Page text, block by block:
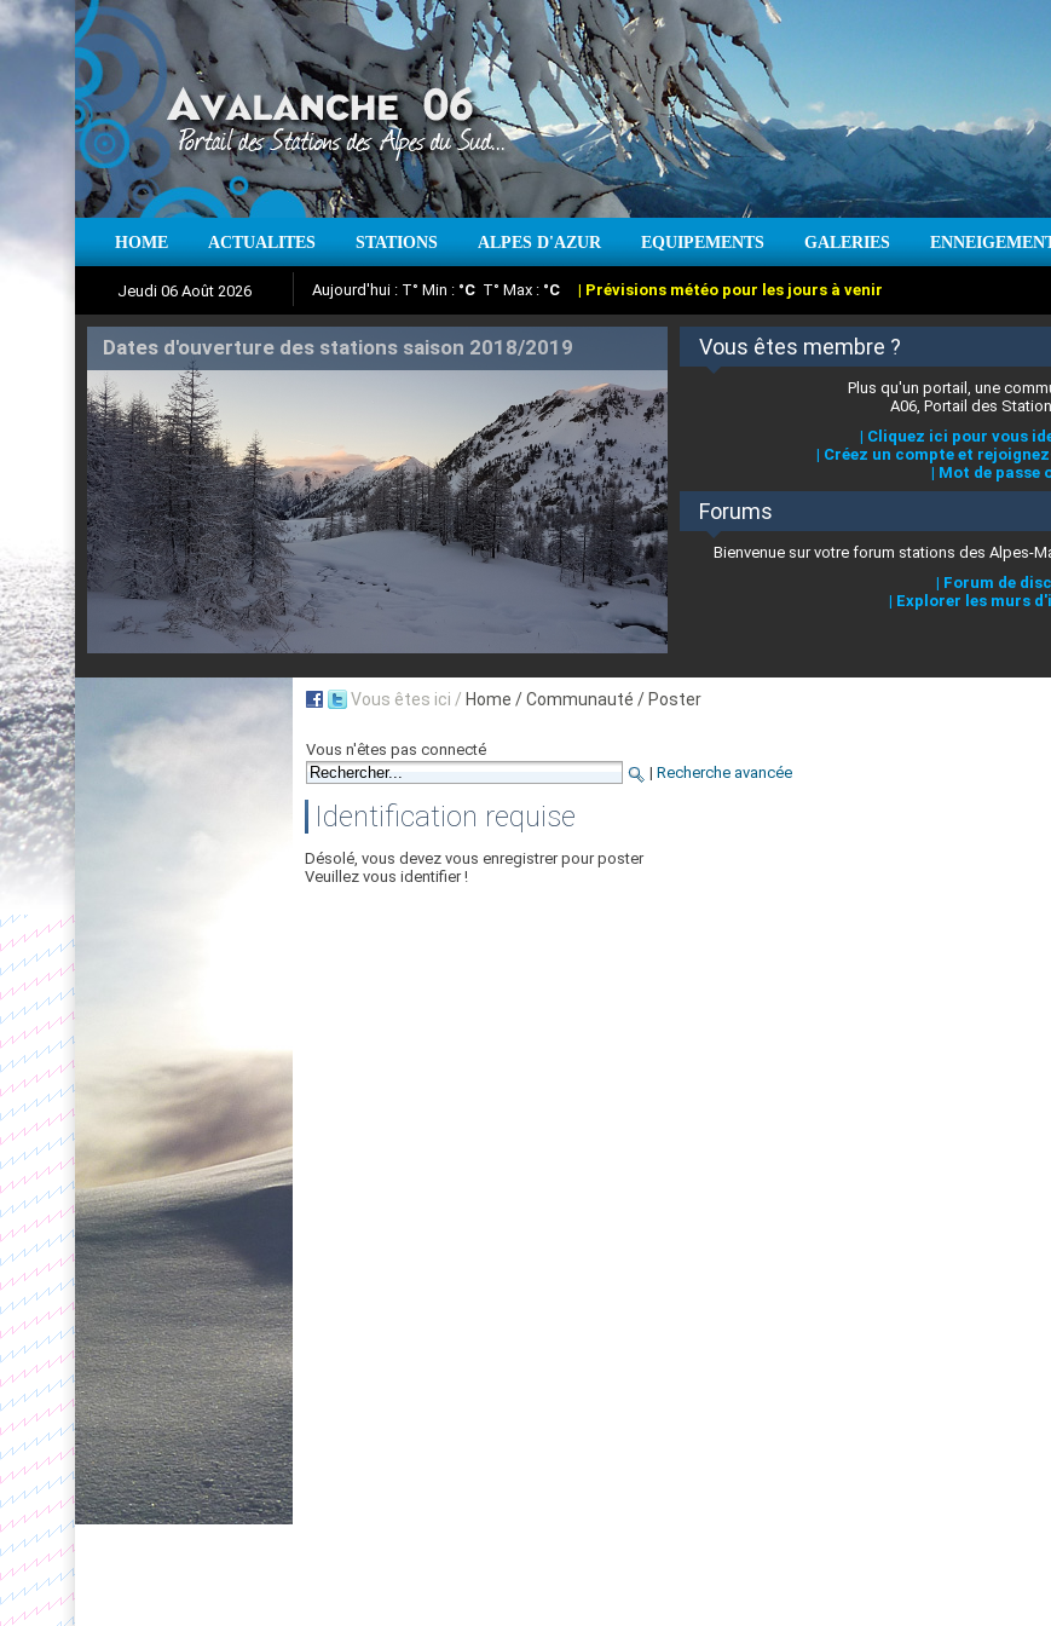
HOME ACTUALITES STATIONS ALPES D'AZUR EQUIPEMENTS GALERIES
Jeudi 06 Août 2026
Aujourd'hui : T° Min : °CT° Max :°C |Prévisions météo pour les jours à venir
Iso à 0° :mNeige sur 12 heures :cmVent : |Prévisions météo pour les jours à venir
Suivez en direct l'actualité des stations des Alpes-Maritimes
Vous êtes membre ?
Plus qu'un portail, une
A06, Portail des
| Cliquez ici pour vous
| Créez un compte et
| Mot de passe
Forums
Bienvenue sur votre forum stations des Alpes-
| Forum de
| Explorer les murs
Vous êtes ici / Home / Communauté / Poster
Vous n'êtes pas connecté
| Recherche avancée
Identification requise
Désolé, vous devez vous enregistrer pour poster
Veuillez vous identifier !